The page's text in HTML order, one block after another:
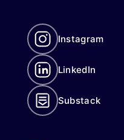
Instagram
LinkedIn
Substack